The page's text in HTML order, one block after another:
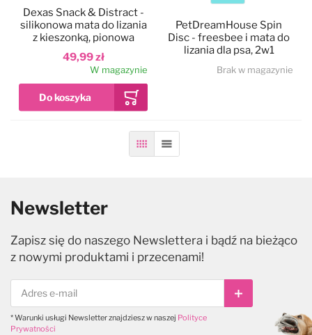
49,99 zł
Dexas Snack & Distract -
silikonowa mata do lizania
z kieszonką, pionowa
W magazynie
Kolor
PetDreamHouse Spin
Disc - freesbee i mata do
lizania dla psa, 2w1
Brak w magazynie
SiatkaLista
Newsletter
Zapisz się do naszego Newslettera i bądź na bieżąco
z nowymi produktami i przecenami!
Subskrybuj
* Warunki usługi Newsletter znajdziesz w naszej Polityce
Prywatności